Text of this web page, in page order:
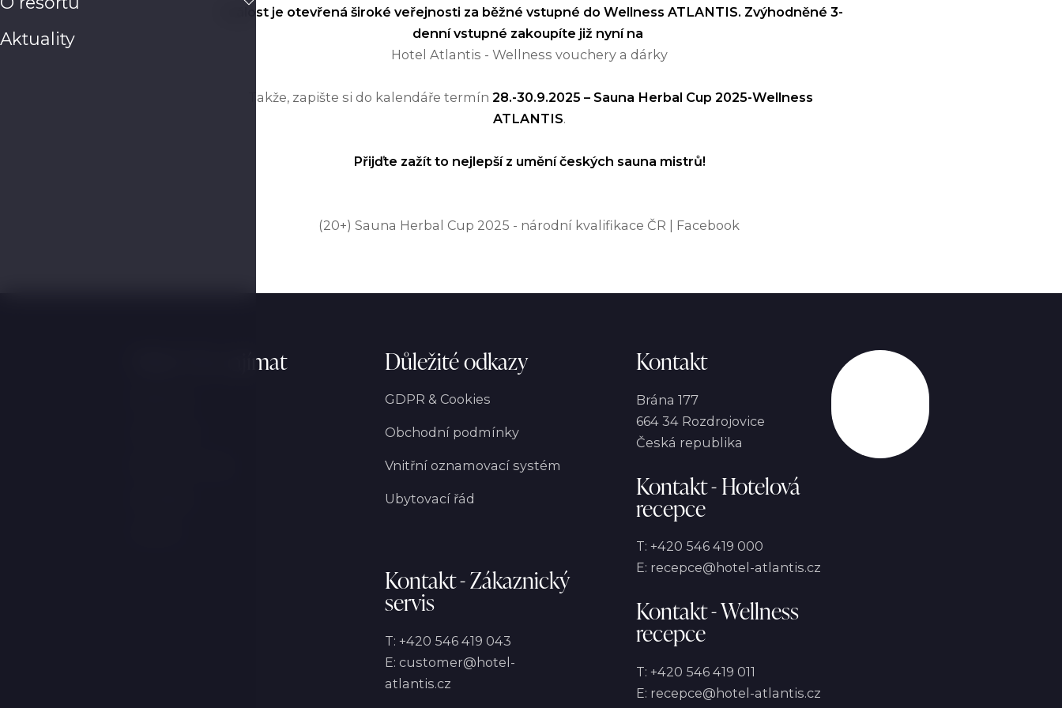
Aktuality
Událost je otevřená široké veřejnosti za běžné vstupné do Wellness ATLANTIS. Zvýhodněné 3-
denní vstupné zakoupíte již nyní na
Hotel Atlantis - Wellness vouchery a dárky
Takže, zapište si do kalendáře termín28.-30.9.2025 – Sauna Herbal Cup 2025-Wellness
ATLANTIS.
Přijďte zažít to nejlepší z umění českých sauna mistrů!
(20+) Sauna Herbal Cup 2025 - národní kvalifikace ČR | Facebook
Může Vás zajímat Důležité odkazy
GDPR & Cookies
Obchodní podmínky
Vnitřní oznamovací systém
Ubytovací řád
Kontakt - Zákaznický
servis
T: +420 546 419 043
E: customer@hotel-
atlantis.cz
Kontakt
Brána 177
664 34 Rozdrojovice
Česká republika
Kontakt - Hotelová
recepce
T:+420 546 419 000
E: recepce@hotel-atlantis.cz
Kontakt - Wellness
recepce
T:+420 546 419 011
E: recepce@hotel-atlantis.cz